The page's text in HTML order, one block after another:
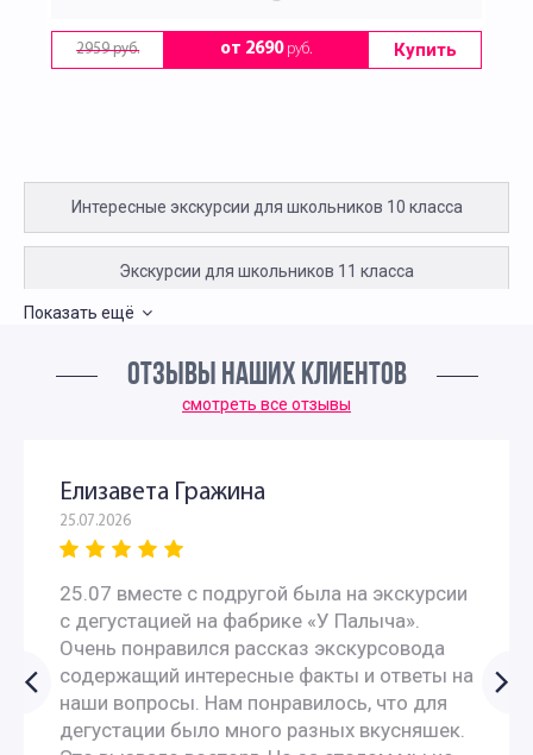
2959 руб. от 2690руб. Купить
Интересные экскурсии для школьников 10 класса
Экскурсии для школьников 11 класса
Интересные экскурсии для 5 класса в Москве
Интересные экскурсии для школьников 6 класса в
Литературные экскурсии для 6 класса
Экскурсии в музеи для школьников 6 классов
Показать ещё
ОТЗЫВЫ НАШИХ КЛИЕНТОВ
смотреть все отзывы
Елизавета Гражина
25.07.2026
25.07 вместе с подругой была на экскурсии
с дегустацией на фабрике «У Палыча».
Очень понравился рассказ экскурсовода
содержащий интересные факты и ответы на
наши вопросы. Нам понравилось, что для
дегустации было много разных вкусняшек.